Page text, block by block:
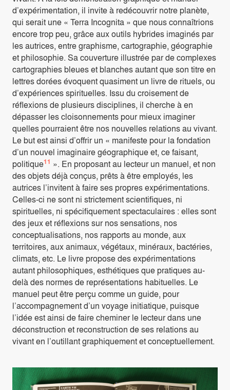
d’expérimentation, il invite à redécouvrir notre planète,
qui serait une « Terra Incognita » que nous connaîtrions
encore trop peu, grâce aux outils hybrides imaginés par
les autrices, entre graphisme, cartographie, géographie
et philosophie. Sa couverture illustrée par de complexes
cartographies bleues et blanches autant que son titre en
lettres dorées évoquent quasiment un livre de rituels, ou
d’expériences spirituelles. Issu du croisement de
réflexions de plusieurs disciplines, il cherche à en
dépasser les cloisonnements pour mieux imaginer
quelles pourraient être nos nouvelles relations au vivant.
Le but est ainsi d’offrir un « manifeste pour la fondation
d’un nouvel imaginaire géographique et, ce faisant,
politique11 ». En proposant au lecteur un manuel, et non
des objets déjà conçus, prêts à être employés, les
autrices l’invitent à faire ses propres expérimentations.
Celles-ci ne sont ni strictement scientifiques, ni
spirituelles, ni spécifiquement spectaculaires : elles sont
des jeux et réflexions sur nos sensations, nos
conceptualisations, nos rapports au monde, aux
territoires, aux animaux, végétaux, minéraux, bactéries,
climats, etc. Le livre propose des expérimentations
autant philosophiques, esthétiques que pratiques au-
delà des normes de représentations habituelles. Le
manuel peut être perçu comme un guide, pour
l’accompagnement d’un voyage initiatique, puisque
l’idée est ainsi de faire cheminer le lecteur dans une
déconstruction et reconstruction de ses relations au
vivant en l’outillant graphiquement et conceptuellement.